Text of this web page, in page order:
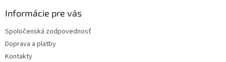
Informácie pre vás
Spoločenská zodpovednosť
Doprava a platby
Kontakty